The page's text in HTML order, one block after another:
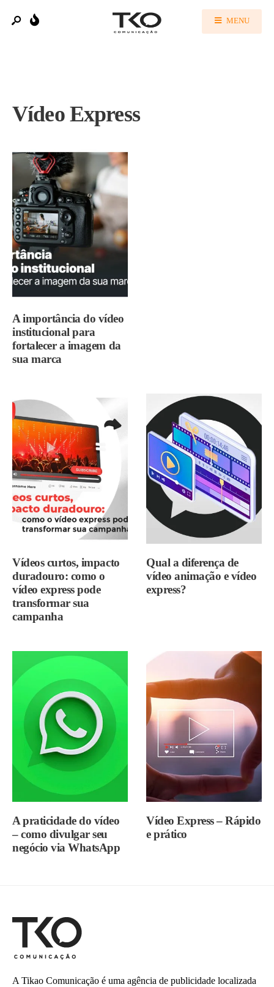
MENU
Vídeo Express
A importância do vídeo
institucional para
fortalecer a imagem da
sua marca
Vídeos curtos, impacto
duradouro: como o
vídeo express pode
transformar sua
campanha
Qual a diferença de
vídeo animação e vídeo
express?
A praticidade do vídeo
– como divulgar seu
negócio via WhatsApp
Vídeo Express – Rápido
e prático
A Tikao Comunicação é uma agência de publicidade localizada